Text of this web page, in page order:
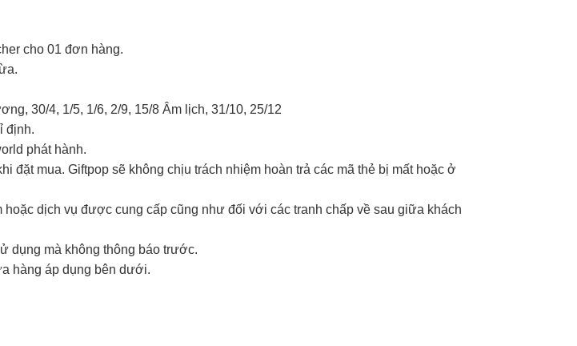
cho 01 đơn hàng.
30/4, 1/5, 1/6, 2/9, 15/8 Âm lịch, 31/10, 25/12
định.
phát hành.
đặt mua. Giftpop sẽ không chịu trách nhiệm hoàn trả các mã thẻ bị mất hoặc ở
dịch vụ được cung cấp cũng như đối với các tranh chấp về sau giữa khách
dụng mà không thông báo trước.
hàng áp dụng bên dưới.